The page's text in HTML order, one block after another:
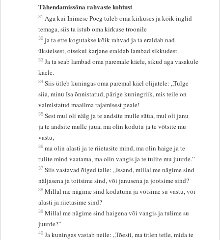
Tähendamissõna rahvaste kohtust
31 Aga kui Inimese Poeg tuleb oma kirkuses ja kõik inglid
temaga, siis ta istub oma kirkuse troonile
32 ja ta ette kogutakse kõik rahvad ja ta eraldab nad
üksteisest, otsekui karjane eraldab lambad sikkudest.
33 Ja ta seab lambad oma paremale käele, sikud aga vasakule
käele.
34 Siis ütleb kuningas oma paremal käel olijatele: „Tulge
siia, minu Isa õnnistatud, pärige kuningriik, mis teile on
valmistatud maailma rajamisest peale!
35 Sest mul oli nälg ja te andsite mulle süüa, mul oli janu
ja te andsite mulle juua, ma olin kodutu ja te võtsite mu
vastu,
36 ma olin alasti ja te riietasite mind, ma olin haige ja te
tulite mind vaatama, ma olin vangis ja te tulite mu juurde.”
37 Siis vastavad õiged talle: „Issand, millal me nägime sind
näljasena ja toitsime sind, või janusena ja jootsime sind?
38 Millal me nägime sind kodutuna ja võtsime su vastu, või
alasti ja riietasime sind?
39 Millal me nägime sind haigena või vangis ja tulime su
juurde?”
40 Ja kuningas vastab neile: „Tõesti, ma ütlen teile, mida te